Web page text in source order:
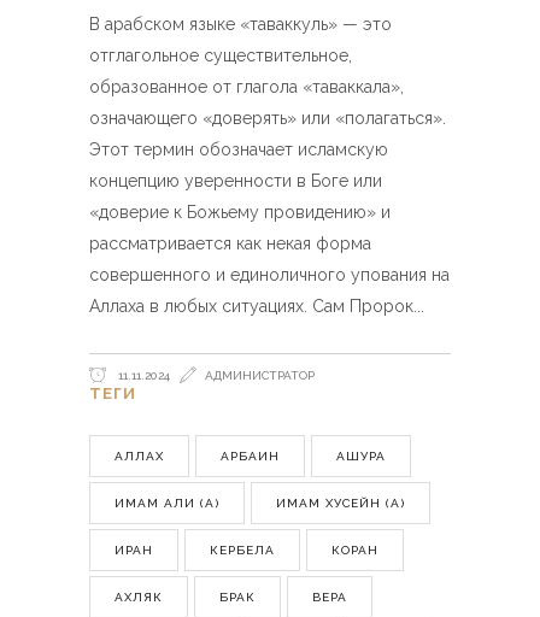
В арабском языке «таваккуль» — это
отглагольное существительное,
образованное от глагола «таваккала»,
означающего «доверять» или «полагаться».
Этот термин обозначает исламскую
концепцию уверенности в Боге или
«доверие к Божьему провидению» и
рассматривается как некая форма
совершенного и единоличного упования на
Аллаха в любых ситуациях. Сам Пророк
11.11.2024 АДМИНИСТРАТОР
ТЕГИ
АЛЛАХ АРБАИН АШУРА
ИМАМ АЛИ (А) ИМАМ ХУСЕЙН (А)
ИРАН КЕРБЕЛА КОРАН
АХЛЯК БРАК ВЕРА